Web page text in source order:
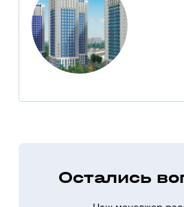
Остались